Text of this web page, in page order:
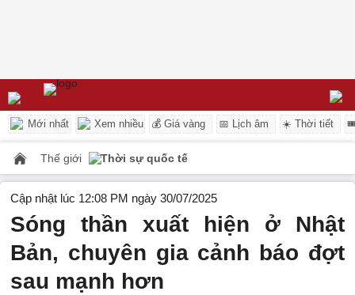
Mới nhất Xem nhiều 💰 Giá vàng 📅 Lịch âm ☀️ Thời tiết
Thế giới Thời sự quốc tế
Cập nhật lúc 12:08 PM ngày 30/07/2025
Sóng thần xuất hiện ở Nhật
Bản, chuyên gia cảnh báo đợt
sau mạnh hơn